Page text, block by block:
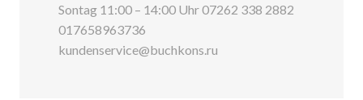
Sontag 11:00 – 14:00 Uhr 07262 338 2882
017658963736
kundenservice@buchkons.ru